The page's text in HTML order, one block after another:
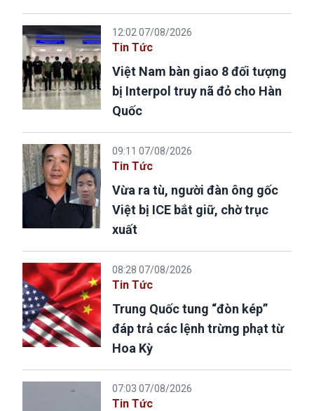
12:02 07/08/2026
Tin Tức
Việt Nam bàn giao 8 đối tượng
bị Interpol truy nã đỏ cho Hàn
Quốc
09:11 07/08/2026
Tin Tức
Vừa ra tù, người đàn ông gốc
Việt bị ICE bắt giữ, chờ trục
xuất
08:28 07/08/2026
Tin Tức
Trung Quốc tung “đòn kép”
đáp trả các lệnh trừng phạt từ
Hoa Kỳ
07:03 07/08/2026
Tin Tức